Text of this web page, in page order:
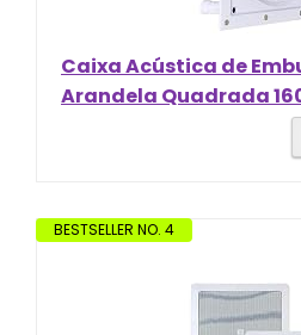
Caixa Acústica de
Arandela Quadrada
BESTSELLER NO. 4